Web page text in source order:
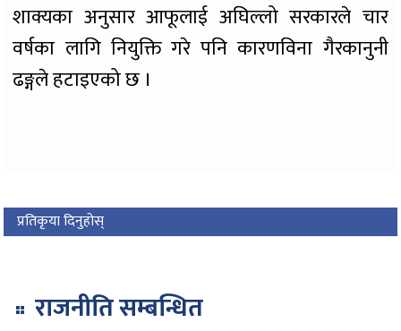
शाक्यका अनुसार आफूलाई अघिल्लो सरकारले चार
वर्षका लागि नियुक्ति गरे पनि कारणविना गैरकानुनी
ढङ्गले हटाइएको छ ।
प्रतिकृया दिनुहोस्
राजनीति सम्बन्धित